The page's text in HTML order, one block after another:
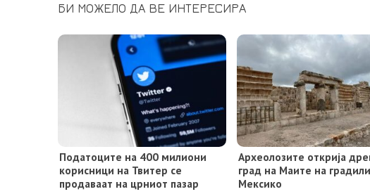
БИ МОЖЕЛО ДА ВЕ ИНТЕРЕСИРА
Податоците на 400 милиони
корисници на Твитер се
продаваат на црниот пазар
Археолозите открија
град на Маите на
Мексико